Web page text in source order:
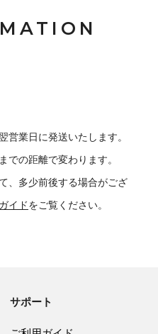
営業日に発送いたします。
での距離で変わります。
、多少前後する場合がござ
イドをご覧ください。
サポート